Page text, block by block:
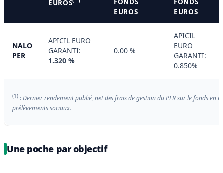
EUROS
EUROS
EUROS
NALO
PER
APICIL EURO
GARANTI:
1.320 %
0.00 %
APICIL
EURO
GARANTI:
0.850%
(1) :Dernier rendement publié, net des frais de gestion du PER sur le fonds en
prélèvements sociaux.
Une poche par objectif